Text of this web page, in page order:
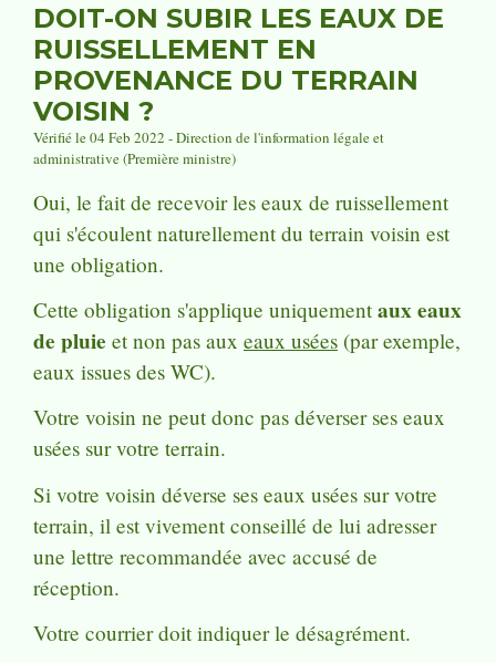
DOIT-ON SUBIR LES EAUX DE
RUISSELLEMENT EN
PROVENANCE DU TERRAIN
VOISIN ?
Vérifié le 04 Feb 2022 - Direction de l'information légale et
administrative (Première ministre)
Oui, le fait de recevoir les eaux de ruissellement
qui s'écoulent naturellement du terrain voisin est
une obligation.
Cette obligation s'applique uniquement aux eaux
de pluie et non pas aux eaux usées (par exemple,
eaux issues des WC).
Votre voisin ne peut donc pas déverser ses eaux
usées sur votre terrain.
Si votre voisin déverse ses eaux usées sur votre
terrain, il est vivement conseillé de lui adresser
une lettre recommandée avec accusé de
réception.
Votre courrier doit indiquer le désagrément.